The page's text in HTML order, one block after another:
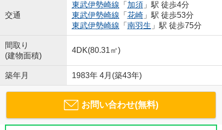
交通
東武伊勢崎線 「 加須」駅 徒歩4分
東武伊勢崎線 「 花崎」駅 徒歩53分
東武伊勢崎線 「 南羽生 」駅 徒歩75分
間取り
(建物面積)
4DK(80.31㎡)
築年月 1983年 4月(築43年)
お問い合わせ(無料)